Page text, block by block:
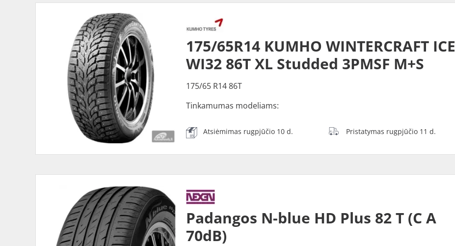
175/65R14 KUMHO WINTERCRAFT ICE
WI32 86T XL Studded 3PMSF M+S
175/65 R14 86T
Tinkamumas modeliams:
Atsiėmimas rugpjūčio 10 d. Pristatymas rugpjūčio 11 d.
Padangos N-blue HD Plus 82 T (C A
70dB)